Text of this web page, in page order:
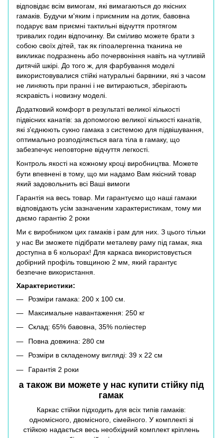
відповідає всім вимогам, які вимагаються до якісних
гамаків. Будучи м'яким і приємним на дотик, бавовна
подарує вам приємні тактильні відчуття протягом
тривалих годин відпочинку. Ви сміливо можете брати з
собою своїх дітей, так як гіпоалергенна тканина не
викликає подразнень або почервоніння навіть на чутливій
дитячій шкірі. До того ж, для фарбування моделі
використовувалися стійкі натуральні барвники, які з часом
не линяють при пранні і не витираються, зберігають
яскравість і новизну моделі.
Додатковий комфорт в результаті великої кількості
підвісних канатів: за допомогою великої кількості канатів,
які з'єднюють сукно гамака з системою для підвішування,
оптимально розподіляється вага тіла в гамаку, що
забезпечує неповторне відчуття легкості.
Контроль якості на кожному кроці виробництва. Можете
бути впевнені в тому, що ми надамо Вам якісний товар
який задовольнить всі Ваші вимоги
Гарантія на весь товар. Ми гарантуємо що наші гамаки
відповідають усім зазначеним характеристикам, тому ми
даємо гарантію 2 роки
Ми є виробником цих гамаків і рам для них. З цього тільки
у нас Ви зможете підібрати металеву раму під гамак, яка
доступна в 6 кольорах! Для каркаса використовується
добірний профіль товщиною 2 мм, який гарантує
безпечне використання.
Характеристики:
Розміри гамака: 200 х 100 см.
Максимальне навантаження: 250 кг
Склад: 65% бавовна, 35% поліестер
Повна довжина: 280 см
Розміри в складеному вигляді: 39 х 22 см
Гарантія 2 роки
а також ви можете у нас купити стійку під
гамак
Каркас стійки підходить для всіх типів гамаків:
одномісного, двомісного, сімейного. У комплекті зі
стійкою надається весь необхідний комплект кріплень